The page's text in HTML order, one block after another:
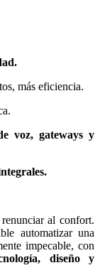
más eficiencia.
voz, gateways y
al confort.
automatizar una
impecable, con
diseño y